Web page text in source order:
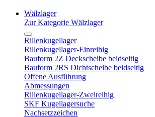
Wälzlager
Zur Kategorie Wälzlager
Rillenkugellager
Rillenkugellager-Einreihig
Bauform 2Z Deckscheibe beidseitig
Bauform 2RS Dichtscheibe beidseitig
Offene Ausführung
Abmessungen
Rillenkugellager-Zweireihig
SKF Kugellagersuche
Nachsetzzeichen